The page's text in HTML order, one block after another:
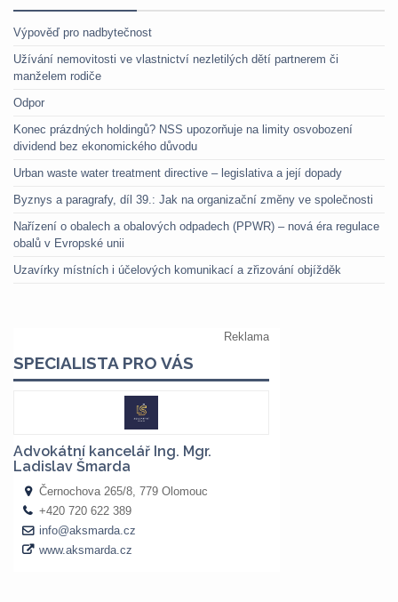
Výpověď pro nadbytečnost
Užívání nemovitosti ve vlastnictví nezletilých dětí partnerem či
manželem rodiče
Odpor
Konec prázdných holdingů? NSS upozorňuje na limity osvobození
dividend bez ekonomického důvodu
Urban waste water treatment directive – legislativa a její dopady
Byznys a paragrafy, díl 39.: Jak na organizační změny ve společnosti
Nařízení o obalech a obalových odpadech (PPWR) – nová éra regulace
obalů v Evropské unii
Uzavírky místních i účelových komunikací a zřizování objížděk